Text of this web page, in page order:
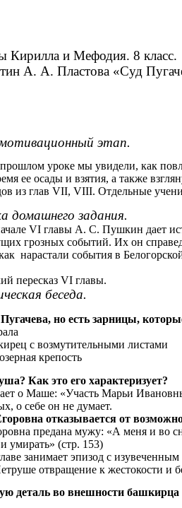
Кирилла и Мефодия. 8 класс.
А. А. Пластова «Суд
этап.
уроке мы увидели, как
ее осады и взятия, а также
из глав VII, VIII. Отдельные
домашнего задания.
VI главы А. С. Пушкин дает
грозных событий. Их он
нарастали события в
пересказ VI главы.
беседа.
но есть зарницы,
с возмутительными листами
крепость
Как это его характеризует?
о Маше: «Участь Марьи Ивановны
о себе он не думает.
отказывается от
предана мужу: «А меня и во
умирать» (стр. 153)
занимает эпизод с
отвращение к жестокости и
деталь во внешности башкирца